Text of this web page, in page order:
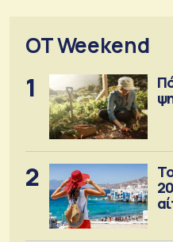
OT Weekend
1
2